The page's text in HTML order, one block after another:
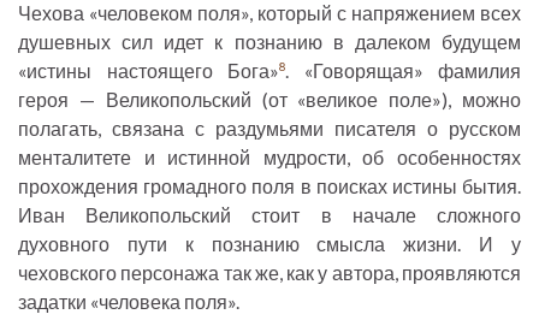
Чехова «человеком поля», который с напряжением всех
душевных сил идет к познанию в далеком будущем
«истины настоящего Бога»8. «Говорящая» фамилия
героя — Великопольский (от «великое поле»), можно
полагать, связана с раздумьями писателя о русском
менталитете и истинной мудрости, об особенностях
прохождения громадного поля в поисках истины бытия.
Иван Великопольский стоит в начале сложного
духовного пути к познанию смысла жизни. И у
чеховского персонажа так же, как у автора, проявляются
задатки «человека поля».